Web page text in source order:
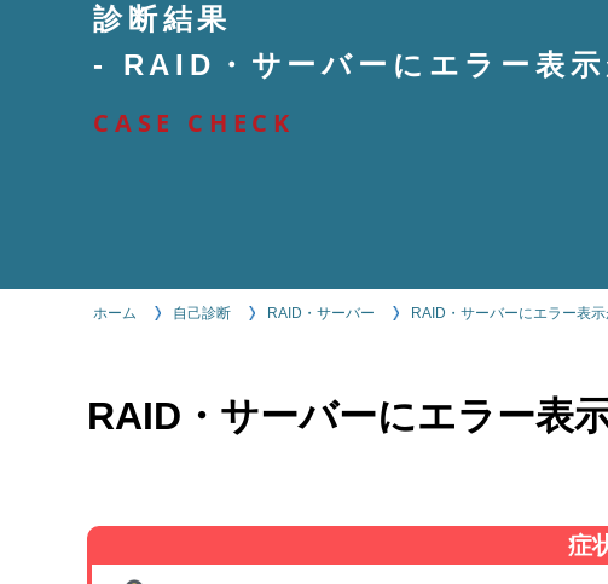
診断結果
- RAID・サーバーにエラー表示
CASE CHECK
ホーム 自己診断 RAID・サーバー RAID・サーバーにエラー表
RAID・サーバーにエラー表
症